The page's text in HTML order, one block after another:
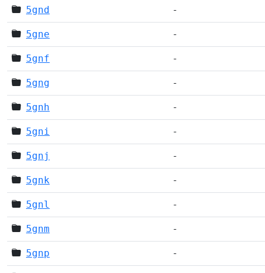
5gnd -
5gne -
5gnf -
5gng -
5gnh -
5gni -
5gnj -
5gnk -
5gnl -
5gnm -
5gnp -